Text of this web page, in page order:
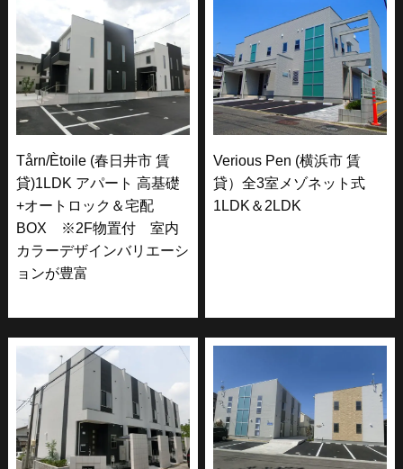
Tårn/Ètoile (春日井市 賃
貸)1LDK アパート 高基礎
+オートロック＆宅配
BOX ※2F物置付 室内
カラーデザインバリエーシ
ョンが豊富
Verious Pen (横浜市 賃
貸）全3室メゾネット式
1LDK＆2LDK